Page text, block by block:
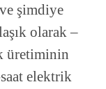
şimdiye
olarak –
üretiminin
elektrik